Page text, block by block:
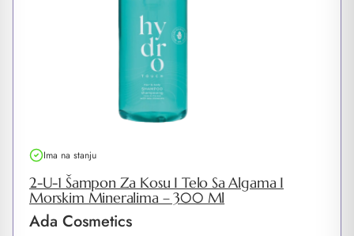
Ima na stanju
2-U-1 Šampon Za Kosu I Telo Sa Algama I
Morskim Mineralima – 300 Ml
Ada Cosmetics